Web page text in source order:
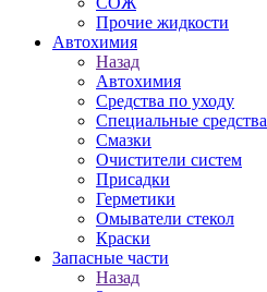
Прочие жидкости
Автохимия
Назад
Автохимия
Средства по уходу
Специальные средства
Смазки
Очистители систем
Присадки
Герметики
Омыватели стекол
Краски
Запасные части
Назад